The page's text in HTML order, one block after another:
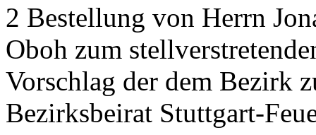
2 Bestellung von Herrn
Oboh zum
Vorschlag der dem Bezirk
Bezirksbeirat Stuttgart-